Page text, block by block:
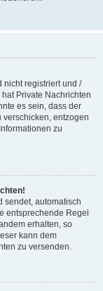
nicht registriert und /
Private Nachrichten
es sein, dass der
verschicken, entzogen
zu
sendet, automatisch
entsprechende Regel
erhalten, so
kann dem
zu versenden.